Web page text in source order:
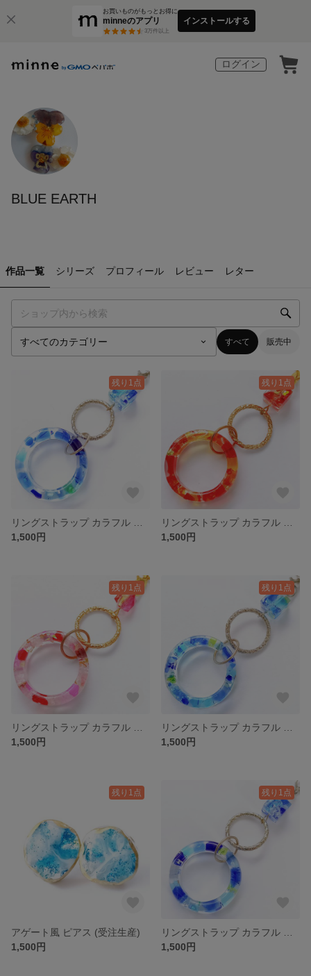
お買いものがもっとお得に
minneのアプリ
3万件以上
インストールする
ログイン
BLUE EARTH
作品一覧 シリーズ プロフィール レビュー レター
すべて 販売中
残り1点
1,500円
残り1点
1,500円
残り1点
1,500円
残り1点
1,500円
残り1点
アゲート風 ピアス (受注生産)
1,500円
残り1点
1,500円